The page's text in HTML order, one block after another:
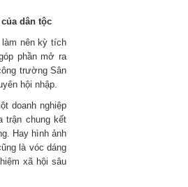
dân tộc
nên kỳ tích
phần mở ra
trường Sân
hội nhập.
doanh nghiệp
trận chung kết
Hay hình ảnh
là vóc dáng
xã hội sâu